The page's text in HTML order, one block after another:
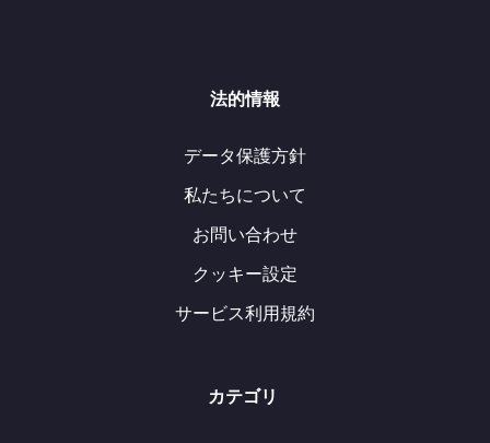
法的情報
データ保護方針
私たちについて
お問い合わせ
クッキー設定
サービス利用規約
カテゴリ